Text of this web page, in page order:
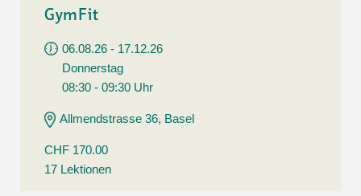
GymFit
06.08.26 - 17.12.26
Donnerstag
08:30 - 09:30 Uhr
Allmendstrasse 36, Basel
CHF 170.00
17 Lektionen